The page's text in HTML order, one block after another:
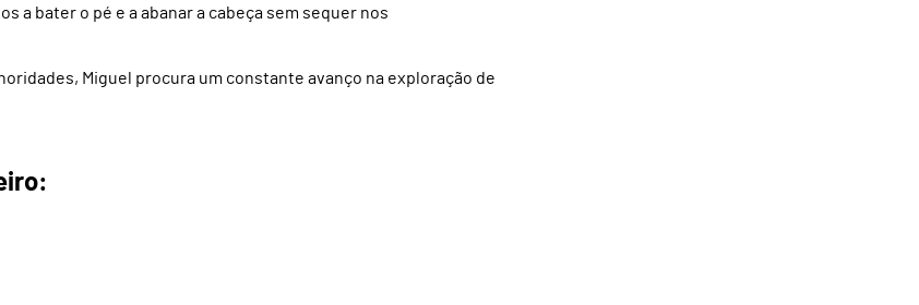
a bater o pé e a abanar a cabeça sem sequer nos
Miguel procura um constante avanço na exploração de